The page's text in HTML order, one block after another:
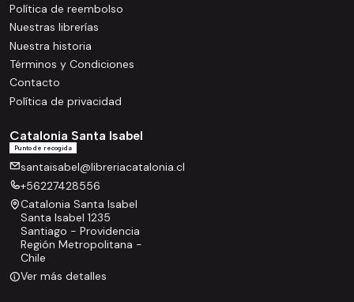
Política de reembolso
Nuestras librerías
Nuestra historia
Términos y Condiciones
Contacto
Política de privacidad
Catalonia Santa Isabel
Punto de recogida
santaisabel@libreriacatalonia.cl
+56227428556
Catalonia Santa Isabel
Santa Isabel 1235
Santiago - Providencia
Región Metropolitana -
Chile
Ver más detalles